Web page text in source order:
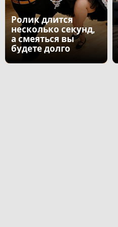
Ролик длится
несколько секунд,
а смеяться вы
будете долго